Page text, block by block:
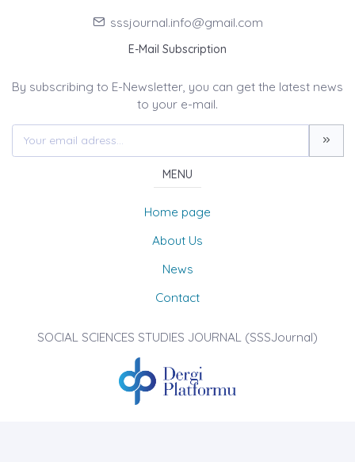
sssjournal.info@gmail.com
E-Mail Subscription
By subscribing to E-Newsletter, you can get the latest news
to your e-mail.
MENU
Home page
About Us
News
Contact
SOCIAL SCIENCES STUDIES JOURNAL (SSSJournal)